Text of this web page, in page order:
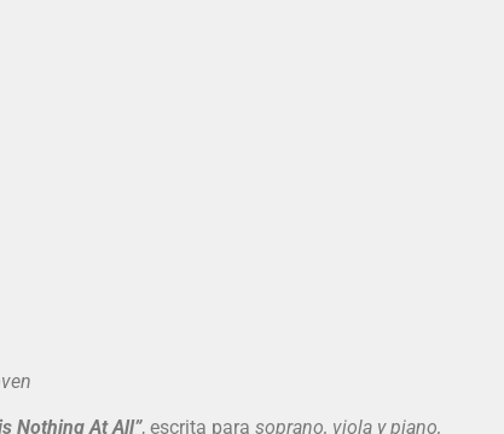
Nothing At All”, escrita para soprano, viola y piano,